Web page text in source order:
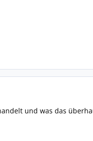
und was das